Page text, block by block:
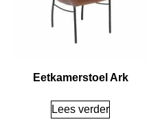
Eetkamerstoel Ark
Lees verder